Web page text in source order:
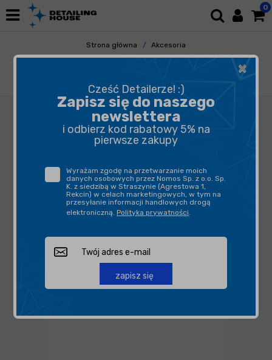
0
Strona główna
Akcesoria
Pozostałe Akcesoria
KWAZAR zestaw serwisowy Venus Alka Line
×
Cześć Detailerze! :)
Zapisz się do naszego
newslettera
i odbierz kod rabatowy 5% na
pierwsze zakupy
Wyrażam zgodę na przetwarzanie moich
danych osobowych przez Nomos Sp. z o.o. Sp.
K. z siedzibą w Straszynie (Agrestowa 1,
Rekcin) w celach marketingowych, w tym na
przesyłanie informacji handlowych drogą
elektroniczną. Polityka prywatności.
zapisz się